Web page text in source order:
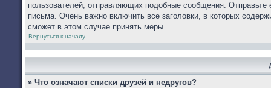
пользователей, отправляющих подобные сообщения.
письма. Очень важно включить все заголовки, в которых
сможет в этом случае принять меры.
Вернуться к началу
» Что означают списки друзей и недругов?